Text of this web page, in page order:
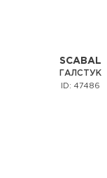
SCABAL
ГАЛСТУК
ID: 47486